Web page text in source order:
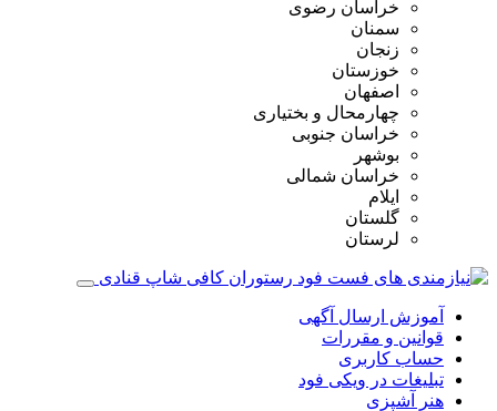
خراسان رضوی
سمنان
زنجان
خوزستان
اصفهان
چهارمحال و بختیاری
خراسان جنوبی
بوشهر
خراسان شمالی
ایلام
گلستان
لرستان
آموزش ارسال آگهی
قوانین و مقررات
حساب کاربری
تبلیغات در ویکی فود
هنر آشپزی